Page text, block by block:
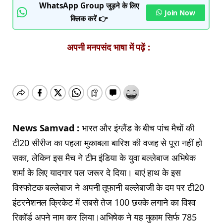
WhatsApp Group जुड़ने के लिए
क्लिक करें 👉
Join Now
अपनी मनपसंद भाषा में पढ़ें :
News Samvad : भारत और इंग्लैंड के बीच पांच मैचों की
टी20 सीरीज का पहला मुकाबला बारिश की वजह से पूरा नहीं हो
सका, लेकिन इस मैच ने टीम इंडिया के युवा बल्लेबाज अभिषेक
शर्मा के लिए यादगार पल जरूर दे दिया। बाएं हाथ के इस
विस्फोटक बल्लेबाज ने अपनी तूफानी बल्लेबाजी के दम पर टी20
इंटरनेशनल क्रिकेट में सबसे तेज 100 छक्के लगाने का विश्व
रिकॉर्ड अपने नाम कर लिया।अभिषेक ने यह मुकाम सिर्फ 785